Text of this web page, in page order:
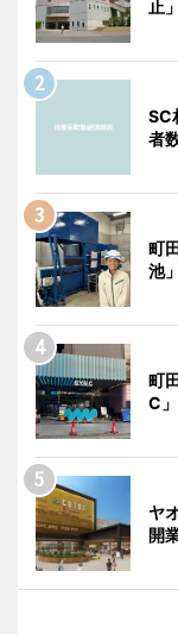
止
SC
者
町
池
町
C
ヤ
開